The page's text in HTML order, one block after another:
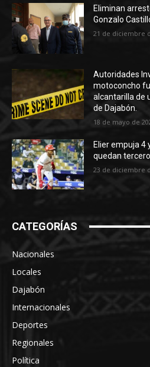
Eliminan
Gonzalo
21 de diciembre
Autoridades
motoconcho
alcantarilla de
de Dajabón.
18 de mayo de
Elier empuja 4
quedan
23 de diciembre
CATEGORÍAS
Nacionales
Locales
Dajabón
Internacionales
Deportes
Regionales
Política